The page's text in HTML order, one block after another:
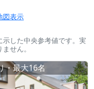
図表示
した中央参考値です。実
せん。
・最大16名